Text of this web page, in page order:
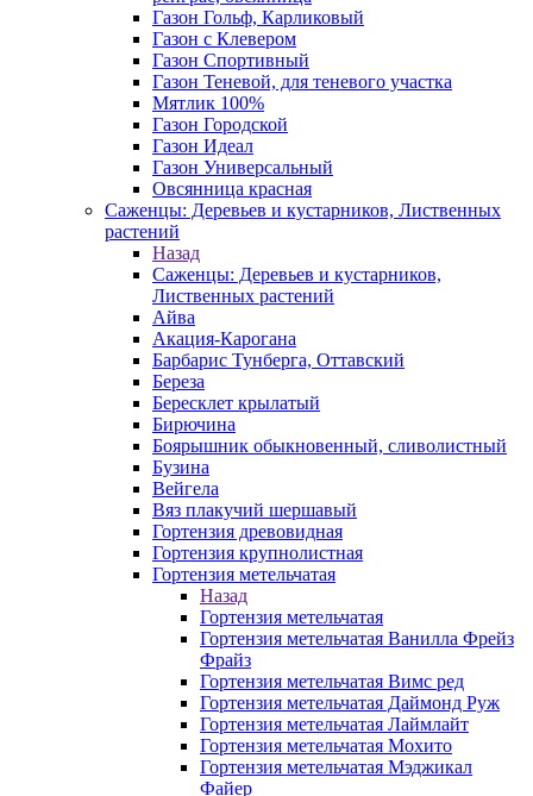
Газон Гольф, Карликовый
Газон с Клевером
Газон Спортивный
Газон Теневой, для теневого участка
Мятлик 100%
Газон Городской
Газон Идеал
Газон Универсальный
Овсянница красная
Саженцы: Деревьев и кустарников, Лиственных
растений
Назад
Саженцы: Деревьев и кустарников,
Лиственных растений
Айва
Акация-Карогана
Барбарис Тунберга, Оттавский
Береза
Бересклет крылатый
Бирючина
Боярышник обыкновенный, сливолистный
Бузина
Вейгела
Вяз плакучий шершавый
Гортензия древовидная
Гортензия крупнолистная
Гортензия метельчатая
Назад
Гортензия метельчатая
Гортензия метельчатая Ванилла Фрейз
Фрайз
Гортензия метельчатая Вимс ред
Гортензия метельчатая Даймонд Руж
Гортензия метельчатая Лаймлайт
Гортензия метельчатая Мохито
Гортензия метельчатая Мэджикал
Файер